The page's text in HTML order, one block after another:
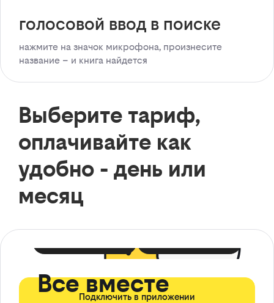
голосовой ввод в поиске
нажмите на значок микрофона, произнесите
название – и книга найдется
Выберите тариф,
оплачивайте как
удобно - день или
месяц
Все вместе
Подключить в приложении